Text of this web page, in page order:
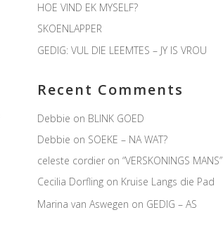
HOE VIND EK MYSELF?
SKOENLAPPER
GEDIG: VUL DIE LEEMTES – JY IS VROU
Recent Comments
Debbie on BLINK GOED
Debbie on SOEKE – NA WAT?
celeste cordieron “VERSKONINGS MANS”
Cecilia Dorflingon Kruise Langs die Pad
Marina van Aswegen on GEDIG – AS